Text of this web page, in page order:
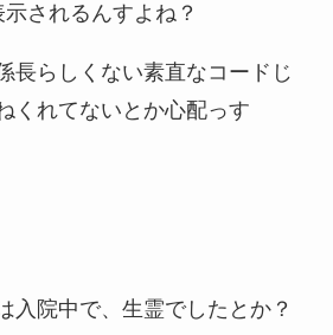
示されるんすよね？
長らしくない素直なコードじ
くれてないとか心配っす
入院中で、生霊でしたとか？